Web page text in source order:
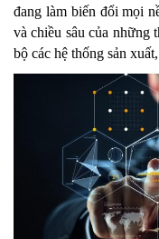
đang làm biến đổi mọi
và chiều sâu của những
bộ các hệ thống sản